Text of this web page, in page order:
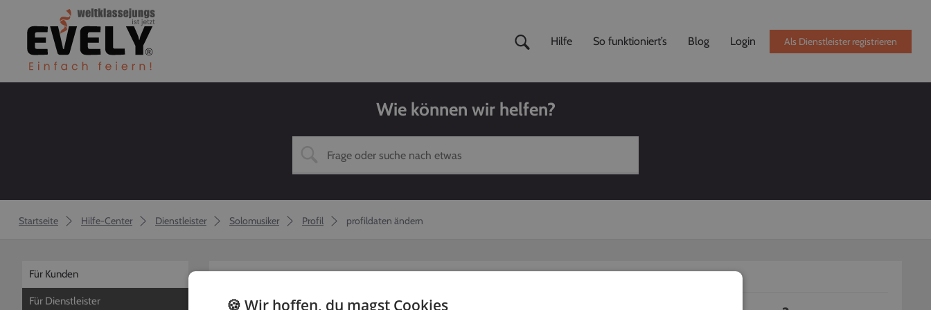
Hilfe So funktioniert’s Blog Login Als Dienstleister registrieren
Wie können wir helfen?
Startseite Hilfe-Center Dienstleister Solomusiker Profil profildaten ändern
Für Kunden
Für Dienstleister 🍪 Wir hoffen, du magst Cookies